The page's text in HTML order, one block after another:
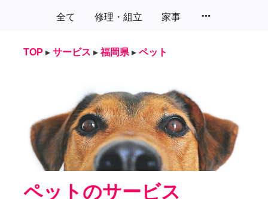
全て 修理・組立 家事 more_horiz
TOP ▸ サービス ▸ 福岡県 ▸ ペット
ペットのサービス